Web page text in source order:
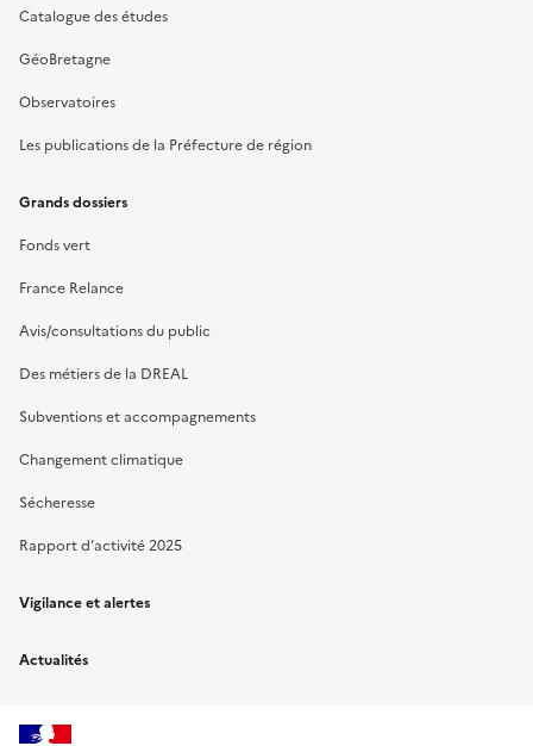
Catalogue des études
GéoBretagne
Observatoires
Les publications de la Préfecture de région
Grands dossiers
Fonds vert
France Relance
Avis/consultations du public
Des métiers de la DREAL
Subventions et accompagnements
Changement climatique
Sécheresse
Rapport d’activité 2025
Vigilance et alertes
Actualités